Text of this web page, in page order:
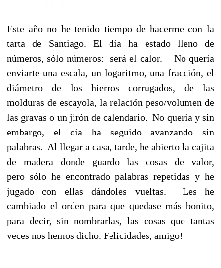
Este año no he tenido tiempo de hacerme con la
tarta de Santiago. El día ha estado lleno de
números, sólo números: será el calor. No quería
enviarte una escala, un logaritmo, una fracción, el
diámetro de los hierros corrugados, de las
molduras de escayola, la relación peso/volumen de
las gravas o un jirón de calendario. No quería y sin
embargo, el día ha seguido avanzando sin
palabras. Al llegar a casa, tarde, he abierto la cajita
de madera donde guardo las cosas de valor,
pero sólo he encontrado palabras repetidas y he
jugado con ellas dándoles vueltas. Les he
cambiado el orden para que quedase más bonito,
para decir, sin nombrarlas, las cosas que tantas
veces nos hemos dicho. Felicidades, amigo!